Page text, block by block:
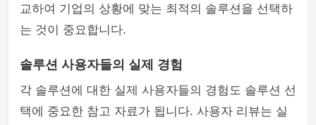
교하여 기업의 상황에 맞는 최적의 솔루션을 선택하
는 것이 중요합니다.
솔루션 사용자들의 실제 경험
각 솔루션에 대한 실제 사용자들의 경험도 솔루션 선
택에 중요한 참고 자료가 됩니다. 사용자 리뷰는 실